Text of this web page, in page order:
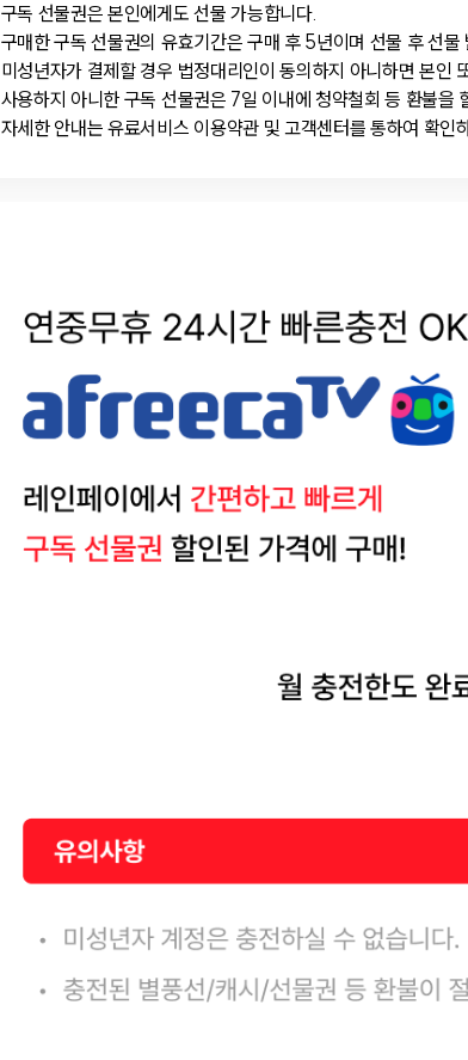
구독 선물권은 본인에게도 선물 가능합니다.
구매한 구독 선물권의 유효기간은 구매 후 5년이며 선물 후 선
미성년자가 결제할 경우 법정대리인이 동의하지 아니하면 본인
사용하지 아니한 구독 선물권은 7일 이내에 청약철회 등 환불을
자세한 안내는 유료서비스 이용약관 및 고객센터를 통하여 확인